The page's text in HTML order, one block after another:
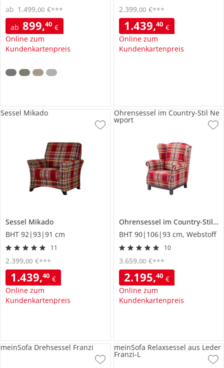
ab 899,40 €
Online zum
Kundenkartenpreis
ab 1.499,00 €***
1.439,40 €
Online zum
Kundenkartenpreis
2.399,00 €***
Sessel Mikado
BHT 92|93|91 cm
11
1.439,40 €
Online zum
Kundenkartenpreis
2.399,00 €***
Sessel Mikado
Ohrensessel im Country-Stil
BHT 90|106|93 cm, Webstoff
10
2.195,40 €
Online zum
Kundenkartenpreis
3.659,00 €***
Ohrensessel im Country-Stil Ne
wport
meinSofa Drehsessel Franzi meinSofa Relaxsessel aus Leder
Franzi-L